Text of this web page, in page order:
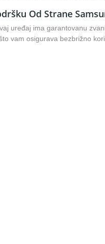
Od Strane
uređaj ima garantovanu
vam osigurava bezbrižno